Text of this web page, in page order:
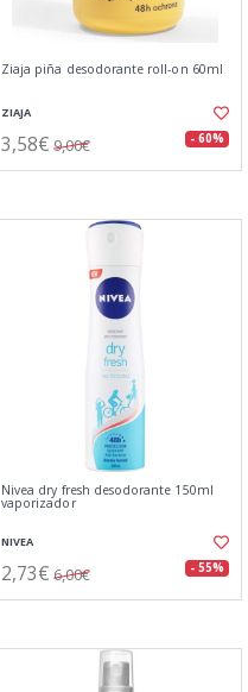
Ziaja piña desodorante roll-on 60ml
ZIAJA
3,58€ 9,00€ - 60%
Nivea dry fresh desodorante 150ml
vaporizador
NIVEA
2,73€ 6,00€ - 55%